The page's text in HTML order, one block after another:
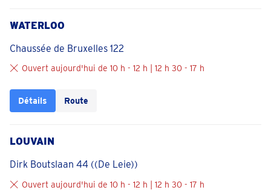
WATERLOO
Chaussée de Bruxelles 122
Ouvert aujourd'hui de 10 h - 12 h | 12 h 30 - 17 h
Détails Route
LOUVAIN
Dirk Boutslaan 44 ((De Leie))
Ouvert aujourd'hui de 10 h - 12 h | 12 h 30 - 17 h